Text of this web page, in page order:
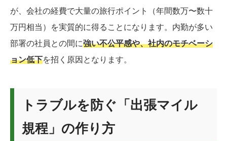
が、会社の経費で大量の旅行ポイント（年間数万〜数十
万円相当）を実質的に得ることになります。内勤が多い
部署の社員との間に強い不公平感や、社内のモチベーシ
ョン低下を招く原因となります。
トラブルを防ぐ「出張マイル
規程」の作り方